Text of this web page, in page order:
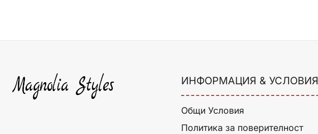
ИНФОРМАЦИЯ & УСЛОВИЯ
Общи Условия
Политика за поверителност